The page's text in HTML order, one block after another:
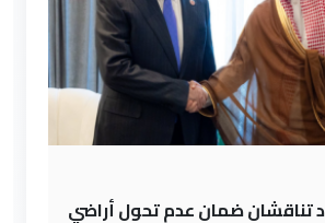
تناقشان ضمان عدم تحول أراضي